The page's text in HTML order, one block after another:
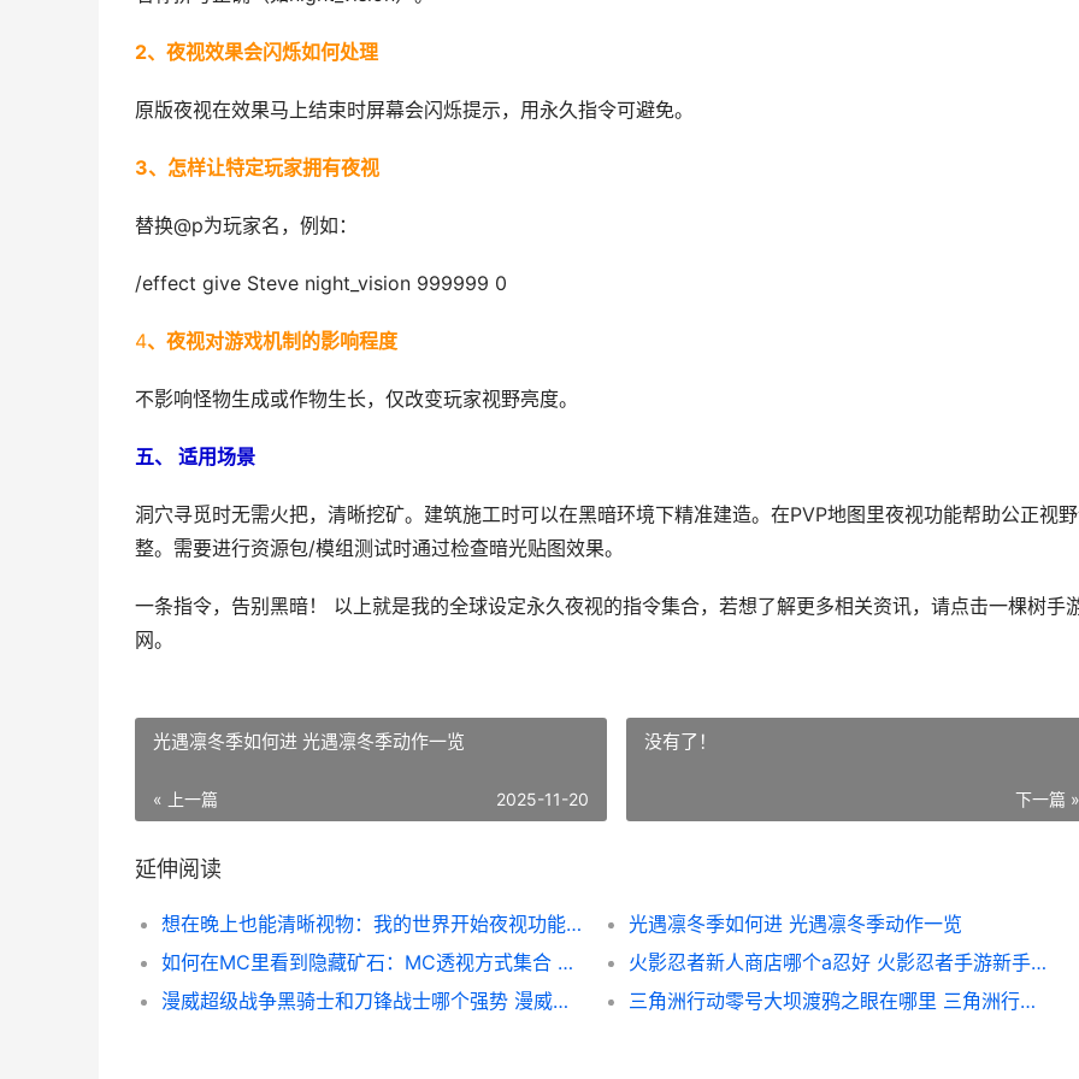
2、夜视效果会闪烁如何处理
原版夜视在效果马上结束时屏幕会闪烁提示，用永久指令可避免。
3、怎样让特定玩家拥有夜视
替换@p为玩家名，例如：
/effect give Steve night_vision 999999 0
4、夜视对游戏机制的影响程度
不影响怪物生成或作物生长，仅改变玩家视野亮度。
五、 适用场景
洞穴寻觅时无需火把，清晰挖矿。建筑施工时可以在黑暗环境下精准建造。在PVP地图里夜视功能帮助公正视
整。需要进行资源包/模组测试时通过检查暗光贴图效果。
一条指令，告别黑暗！ 以上就是我的全球设定永久夜视的指令集合，若想了解更多相关资讯，请点击一棵树手
网。
光遇凛冬季如何进 光遇凛冬季动作一览
« 上一篇 2025-11-20
没有了！
下一篇 »
延伸阅读
想在晚上也能清晰视物：我的世界开始夜视功能必要指令合集 晚上清肠道排宿便最有效的方法
光遇凛冬季如何进 光遇凛冬季动作一览
如何在MC里看到隐藏矿石：MC透视方式集合 我的世界怎么看见自己
火影忍者新人商店哪个a忍好 火影忍者手游新手商店持续多久
漫威超级战争黑骑士和刀锋战士哪个强势 漫威超级战争黑舌谋士
三角洲行动零号大坝渡鸦之眼在哪里 三角洲行动零号大坝